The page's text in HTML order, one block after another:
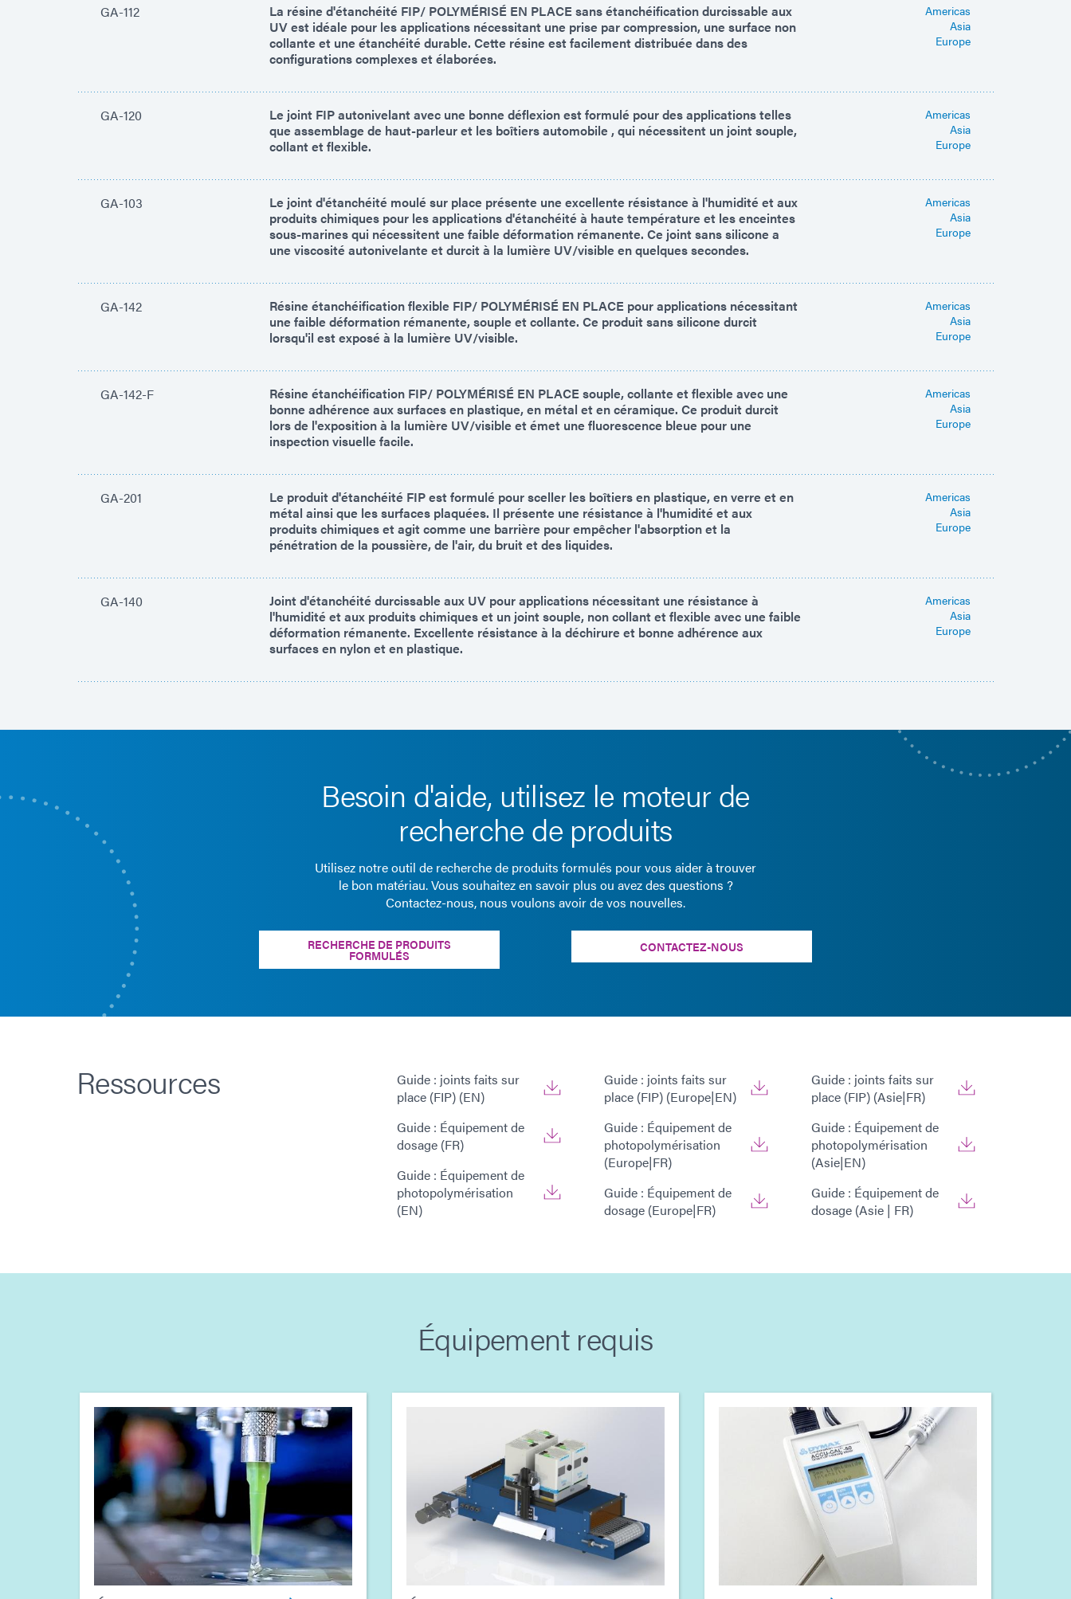
GA-112
La résine d'étanchéité FIP/ POLYMÉRISÉ EN PLACE sans étanchéification durcissable aux
UV est idéale pour les applications nécessitant une prise par compression, une surface non
collante et une étanchéité durable. Cette résine est facilement distribuée dans des
configurations complexes et élaborées.
Americas
Asia
Europe
GA-120
Le joint FIP ​​autonivelant avec une bonne déflexion est formulé pour des applications telles
que assemblage de haut-parleur et les boîtiers automobile , qui nécessitent un joint souple,
collant et flexible.
Americas
Asia
Europe
GA-103
Le joint d'étanchéité moulé sur place présente une excellente résistance à l'humidité et aux
produits chimiques pour les applications d'étanchéité à haute température et les enceintes
sous-marines qui nécessitent une faible déformation rémanente. Ce joint sans silicone a
une viscosité autonivelante et durcit à la lumière UV/visible en quelques secondes.
Americas
Asia
Europe
GA-142
Résine étanchéification flexible FIP/ POLYMÉRISÉ EN PLACE pour applications nécessitant
une faible déformation rémanente, souple et collante. Ce produit sans silicone durcit
lorsqu'il est exposé à la lumière UV/visible.
Americas
Asia
Europe
GA-142-F
Résine étanchéification FIP/ POLYMÉRISÉ EN PLACE souple, collante et flexible avec une
bonne adhérence aux surfaces en plastique, en métal et en céramique. Ce produit durcit
lors de l'exposition à la lumière UV/visible et émet une fluorescence bleue pour une
inspection visuelle facile.
Americas
Asia
Europe
GA-201
Le produit d'étanchéité FIP est formulé pour sceller les boîtiers en plastique, en verre et en
métal ainsi que les surfaces plaquées. Il présente une résistance à l'humidité et aux
produits chimiques et agit comme une barrière pour empêcher l'absorption et la
pénétration de la poussière, de l'air, du bruit et des liquides.
Americas
Asia
Europe
GA-140
Joint d'étanchéité durcissable aux UV pour applications nécessitant une résistance à
l'humidité et aux produits chimiques et un joint souple, non collant et flexible avec une faible
déformation rémanente. Excellente résistance à la déchirure et bonne adhérence aux
surfaces en nylon et en plastique.
Americas
Asia
Europe
Besoin d'aide, utilisez le moteur de
recherche de produits
Utilisez notre outil de recherche de produits formulés pour vous aider à trouver
le bon matériau. Vous souhaitez en savoir plus ou avez des questions ?
Contactez-nous, nous voulons avoir de vos nouvelles.
RECHERCHE DE PRODUITS
FORMULÉS
CONTACTEZ-NOUS
Ressources
Guide : joints faits sur
place (FIP) (EN)
Guide : Équipement de
dosage (FR)
Guide : Équipement de
photopolymérisation
(EN)
Guide : joints faits sur
place (FIP) (Europe|EN)
Guide : Équipement de
photopolymérisation
(Europe|FR)
Guide : Équipement de
dosage (Europe|FR)
Guide : joints faits sur
place (FIP) (Asie|FR)
Guide : Équipement de
photopolymérisation
(Asie|EN)
Guide : Équipement de
dosage (Asie | FR)
Équipement requis